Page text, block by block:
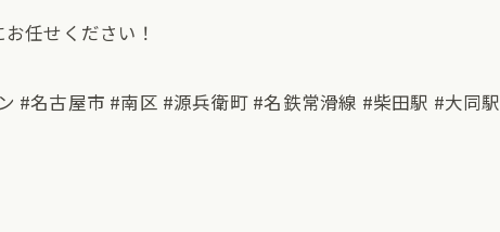
任せください！
#名古屋市 #南区 #源兵衛町 #名鉄常滑線 #柴田駅 #大同